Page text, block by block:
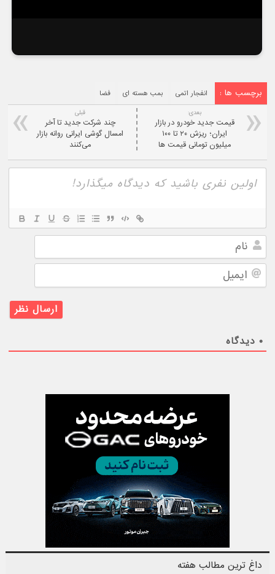
برچسب ها : انفجار اتمی بمب هسته ای فضا
قبلی
چند شرکت جدید تا آخر
امسال گوشی ایرانی روانه بازار
می‌کنند
بعدی:
قیمت جدید خودرو در بازار
ایران؛ ریزش ۲۰ تا ۱۰۰
میلیون تومانی قیمت ها
نام
۰ دیدگاه
داغ ترین مطالب هفته